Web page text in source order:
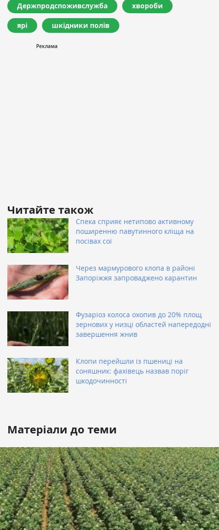
Держпродспоживслужба хвороби
ярі шкідники полів
Читайте також
Спека сприяє нетипово активному
поширенню павутинного кліща на
посівах сої
Через мармурового клопа в районі
Запоріжжя запроваджено карантин
Фузаріоз колоса охопив до 20% площ
зернових у низці областей напередодні
завершення жнив
Клопи перейшли із пшениці на
соняшник: фахівець назвав поріг
шкодочинності
Матеріали до теми